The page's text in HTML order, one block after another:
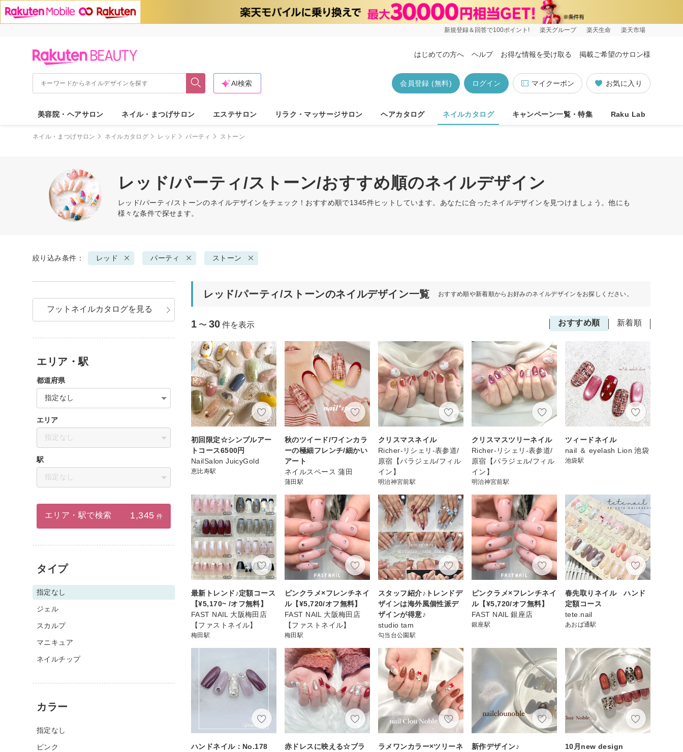
新規登録＆回答で100ポイント! 楽天グループ 楽天生命 楽天市場
はじめての方へ ヘルプ お得な情報を受け取る 掲載ご希望のサロン様
お気に入り
マイクーポン
ログイン
会員登録 (無料)
AI検索
美容院・ヘアサロン ネイル・まつげサロン エステサロン リラク・マッサージサロン ヘアカタログ ネイルカタログ キャンペーン一覧・特集 Raku Lab
ネイル・まつげサロン ネイルカタログ レッド パーティ ストーン
レッド/パーティ/ストーン/おすすめ順のネイルデザイン
レッド/パーティ/ストーンのネイルデザインをチェック！おすすめ順で1345件ヒットしています。あなたに合ったネイルデザインを見つけましょう。他にも
様々な条件で探せます。
絞り込み条件： レッド パーティ ストーン
レッド/パーティ/ストーンのネイルデザイン一覧 おすすめ順や新着順からお好みのネイルデザインをお探しください。
おすすめ順 新着順
1 〜 30 件を表示
初回限定☆シンプルアー
トコース6500円
NailSalon JuicyGold
恵比寿駅
秋のツイード/ワインカラ
ーの極細フレンチ/細かい
アート
ネイルスペース 蒲田
蒲田駅
クリスマスネイル
Richer-リシェリ-表参道/
原宿【パラジェル/フィル
イン】
明治神宮前駅
クリスマスツリーネイル
Richer-リシェリ-表参道/
原宿【パラジェル/フィル
イン】
明治神宮前駅
ツィードネイル
nail ＆ eyelash Lion 池袋
池袋駅
最新トレンド♪定額コース
【¥5,170~ /オフ無料】
FAST NAIL 大阪梅田店
【ファストネイル】
梅田駅
ピンクラメ×フレンチネイ
ル【¥5,720/オフ無料】
FAST NAIL 大阪梅田店
【ファストネイル】
梅田駅
スタッフ紹介♪トレンドデ
ザインは海外風個性派デ
ザインが得意♪
studio tam
勾当台公園駅
ピンクラメ×フレンチネイ
ル【¥5,720/オフ無料】
FAST NAIL 銀座店
銀座駅
春先取りネイル ハンド
定額コース
tete.nail
あおば通駅
ハンドネイル：No.178
赤ドレスに映える☆ブラ
ラメワンカラー×ツリーネ
新作デザイン♪
10月new design
フットネイルカタログを見る
エリア・駅
都道府県
指定なし
エリア
指定なし
駅
指定なし
エリア・駅で検索 1,345 件
タイプ
指定なし
ジェル
スカルプ
マニキュア
ネイルチップ
カラー
指定なし
ピンク